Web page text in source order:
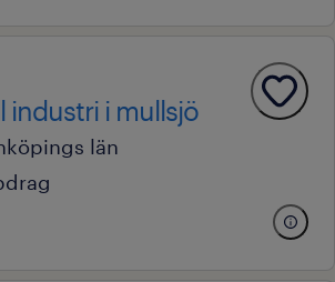
industri i mullsjö
län